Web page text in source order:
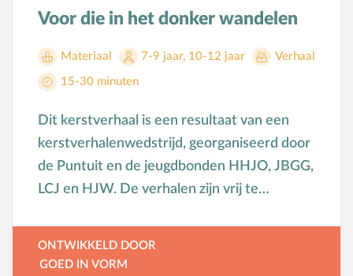
Wederkomst
Zending
Ziekte
Zondag
Zwangerschap
Voor die in het donker wandelen
Materiaal 7-9 jaar, 10-12 jaar Verhaal
15-30 minuten
Dit kerstverhaal is een resultaat van een
kerstverhalenwedstrijd, georganiseerd door
de Puntuit en de jeugdbonden HHJO, JBGG,
LCJ en HJW. De verhalen zijn vrij te
ONTWIKKELD DOOR
GOED IN VORM